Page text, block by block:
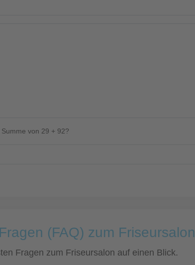
von 29 + 92?
(FAQ) zum Friseursalon
Fragen zum Friseursalon auf einen Blick.